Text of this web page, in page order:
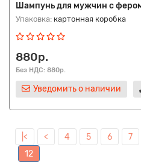
Шампунь для мужчин с
Упаковка: картонная коробка
880р.
Без НДС: 880р.
Уведомить о наличии
|< < 4 5 6 7
12